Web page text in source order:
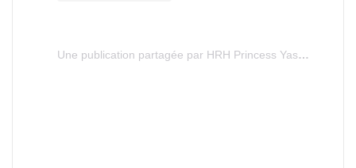
Une publication partagée par HRH Princess Yasmine Murat (@princesse_yasmine_murat)